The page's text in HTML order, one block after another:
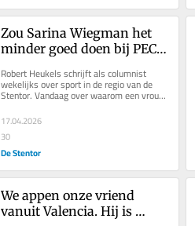
Zou Sarina Wiegman het
minder goed doen bij PEC
haar mannelijke collega’s?
Robert Heukels schrijft als columnist
wekelijks over sport in de regio van de
Stentor. Vandaag over waarom een vrouw
de ideale trainer voor een...
17.04.2026
30
De Stentor
We appen onze vriend
vanuit Valencia. Hij is